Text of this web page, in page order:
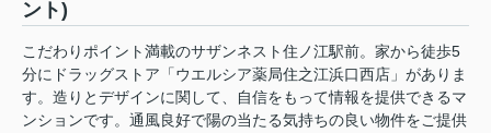
ント)
こだわりポイント満載のサザンネスト住ノ江駅前。家から徒歩5
分にドラッグストア「ウエルシア薬局住之江浜口西店」がありま
す。造りとデザインに関して、自信をもって情報を提供できるマ
ンションです。通風良好で陽の当たる気持ちの良い物件をご提供